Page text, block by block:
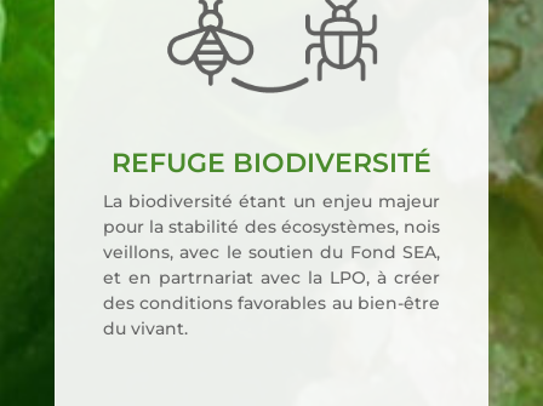
REFUGE BIODIVERSITÉ
La bio­di­ver­si­té étant un enjeu majeur
pour la sta­bi­li­té des éco­sys­tèmes, nois
veillons, avec le sou­tien du Fond SEA,
et en par­tr­na­riat avec la LPO, à créer
des condi­tions favo­rables au bien-être
du vivant.